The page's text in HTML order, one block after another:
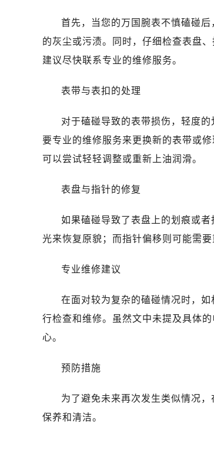
首先，当您的万国腕表不慎磕碰
的灰尘或污渍。同时，仔细检查表盘
建议尽快联系专业的维修服务。
表带与表扣的处理
对于磕碰导致的表带损伤，轻度
要专业的维修服务来更换新的表带或
可以尝试轻轻调整或重新上油润滑。
表盘与指针的修复
如果磕碰导致了表盘上的划痕或
光来恢复原貌；而指针偏移则可能需
专业维修建议
在面对较为复杂的磕碰情况时，
行检查和维修。虽然文中未提及具体
心。
预防措施
为了避免未来再次发生类似情况
保养和清洁。